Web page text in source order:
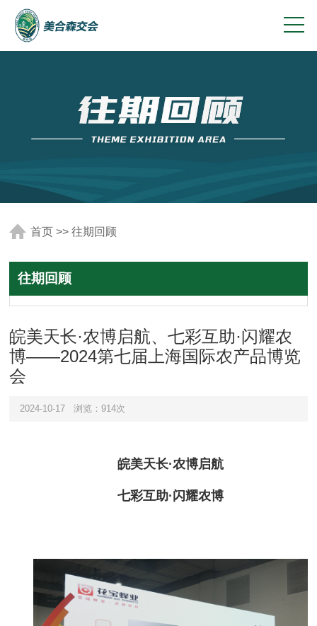
首页 >>往期回顾
往期回顾
皖美天长·农博启航、七彩互助·闪耀农
博——2024第七届上海国际农产品博览
会
2024-10-17 浏览：914次
皖美天长·农博启航
七彩互助·闪耀农博